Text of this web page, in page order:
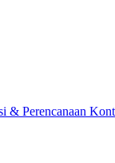
& Perencanaan